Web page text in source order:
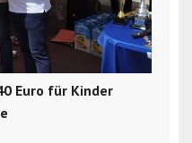
Euro für Kinder